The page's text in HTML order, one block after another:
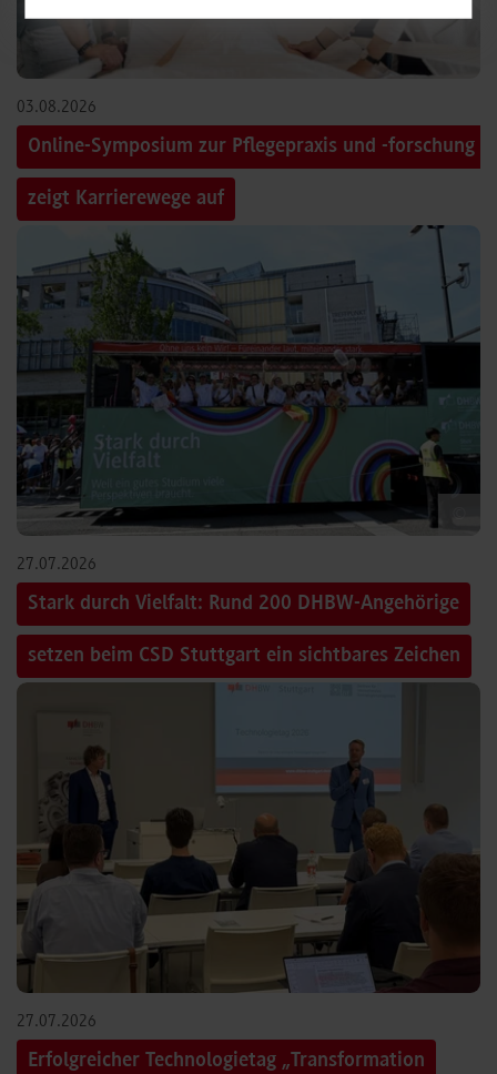
03.08.2026
Online-Symposium zur Pflegepraxis und -forschung
zeigt Karrierewege auf
27.07.2026
Stark durch Vielfalt: Rund 200 DHBW-Angehörige
setzen beim CSD Stuttgart ein sichtbares Zeichen
27.07.2026
Erfolgreicher Technologietag „Transformation